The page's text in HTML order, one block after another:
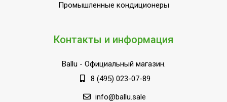
Промышленные кондиционеры
Контакты и информация
Ballu - Официальный магазин.
8 (495) 023-07-89
info@ballu.sale